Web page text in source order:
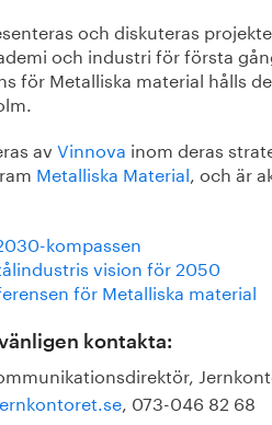
och diskuteras
och industri för första
för Metalliska material hålls
av Vinnova inom deras
Metalliska Material, och är
kompassen
vision för 2050
för Metalliska material
kontakta:
, 073-046 82 68